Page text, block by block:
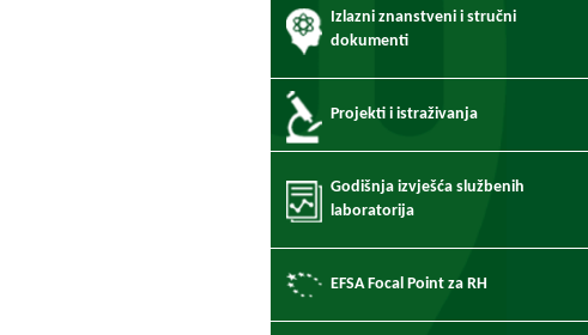
Izlazni znanstveni i stručni
dokumenti
Projekti i istraživanja
Godišnja izvješća službenih
laboratorija
EFSA Focal Point za RH